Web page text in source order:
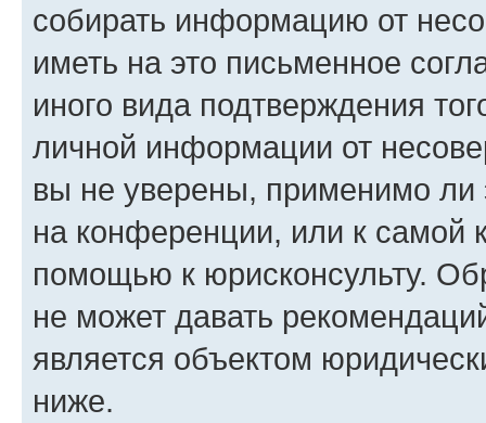
собирать информацию от
иметь на это письменное
иного вида подтверждения
личной информации от
вы не уверены, применимо ли
на конференции, или к самой
помощью к юрисконсульту.
не может давать
является объектом
ниже.